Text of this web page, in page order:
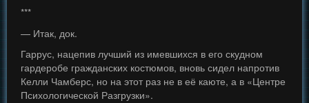
***
— Итак, док.
Гаррус, нацепив лучший из имевшихся в его скудном
гардеробе гражданских костюмов, вновь сидел напротив
Келли Чамберс, но на этот раз не в её каюте, а в «Центре
Психологической Разгрузки».